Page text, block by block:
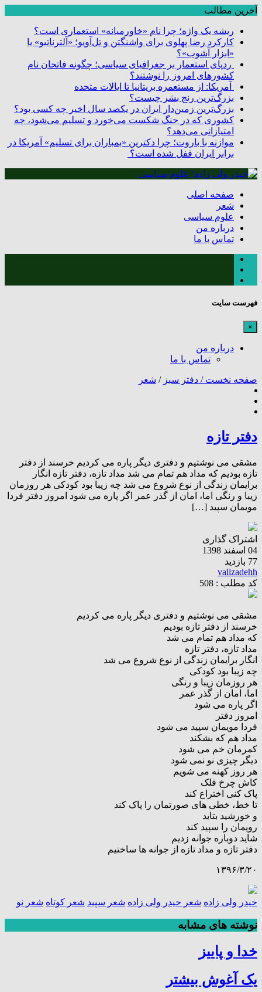
آخرین مطالب
ریشه یک واژه؛ چرا نام «خاورمیانه» استعماری است؟
کارکرد رضا پهلوی برای واشنگتن و تل‌آویو؛ «آلترناتیو» یا
«ابزار آشوب»؟
ردپای استعمار بر جغرافیای سیاسی؛ چگونه فاتحان نام
کشورهای امروز را نوشتند؟
آمریکا: از مستعمره بریتانیا تا ایالات متحده
بزرگ‌ترین رنج بشر چیست؟
بزرگ‌ترین زمین‌دار ایران در یکصد سال اخیر چه کسی بود؟
کشوری که در جنگ شکست می‌خورد و تسلیم می‌شود، چه
امتیازاتی می‌دهد؟
موازنه با باروت؛ چرا دکترین «بمباران برای تسلیم» آمریکا در
برابر ایران قفل شده است؟
صفحه اصلی
شعر
علوم سیاسی
درباره من
تماس با ما
فهرست سایت
×
درباره من
تماس با ما
صفحه نخست / دفتر سبز / شعر
دفتر تازه
مشقی می نوشتیم و دفتری دیگر پاره می کردیم خرسند از دفتر
تازه بودیم که مداد هم تمام می شد مداد تازه، دفتر تازه انگار
برایمان زندگی از نوع شروع می شد چه زیبا بود کودکی هر روزمان
زیبا و رنگی اما، امان از گذر عمر اگر پاره می شود امروز دفتر فردا
مویمان سپید […]
اشتراک گذاری
04 اسفند 1398
77 بازدید
valizadehh
کد مطلب : 508
مشقی می نوشتیم و دفتری دیگر پاره می کردیم
خرسند از دفتر تازه بودیم
که مداد هم تمام می شد
مداد تازه، دفتر تازه
انگار برایمان زندگی از نوع شروع می شد
چه زیبا بود کودکی
هر روزمان زیبا و رنگی
اما، امان از گذر عمر
اگر پاره می شود
امروز دفتر
فردا مویمان سپید می شود
مداد هم که بشکند
کمرمان خم می شود
دیگر چیزی نو نمی شود
هر روز کهنه می شویم
کاش چرخ فلک
پاک کنی اختراع کند
تا خط، خطی های صورتمان را پاک کند
و خورشید بتابد
رویمان را سپید کند
شاید دوباره جوانه زدیم
دفتر تازه و مداد تازه از جوانه ها ساختیم
۱۳۹۶/۳/۲۰
حیدر ولی زاده شعر حیدر ولی زاده شعر سپید شعر کوتاه شعر نو
نوشته های مشابه
خدا و پاییز
یک آغوش بیشتر